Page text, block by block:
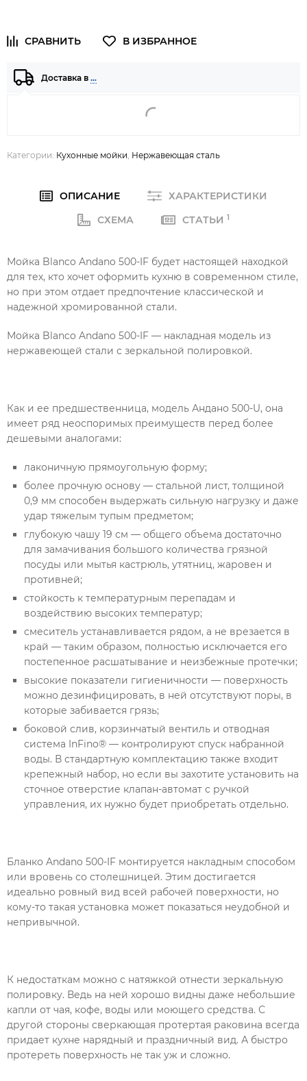
Доставка в …
Категории: Кухонные мойки, Нержавеющая сталь
ОПИСАНИЕ
ХАРАКТЕРИСТИКИ
СХЕМА
СТАТЬИ 1
Мойка Blanco Andano 500-IF будет настоящей находкой
для тех, кто хочет оформить кухню в современном стиле,
но при этом отдает предпочтение классической и
надежной хромированной стали.
Мойка Blanco Andano 500-IF — накладная модель из
нержавеющей стали с зеркальной полировкой.
Как и ее предшественница, модель Андано 500-U, она
имеет ряд неоспоримых преимуществ перед более
дешевыми аналогами:
лаконичную прямоугольную форму;
более прочную основу — стальной лист, толщиной
0,9 мм способен выдержать сильную нагрузку и даже
удар тяжелым тупым предметом;
глубокую чашу 19 см — общего объема достаточно
для замачивания большого количества грязной
посуды или мытья кастрюль, утятниц, жаровен и
противней;
стойкость к температурным перепадам и
воздействию высоких температур;
смеситель устанавливается рядом, а не врезается в
край — таким образом, полностью исключается его
постепенное расшатывание и неизбежные протечки;
высокие показатели гигиеничности — поверхность
можно дезинфицировать, в ней отсутствуют поры, в
которые забивается грязь;
боковой слив, корзинчатый вентиль и отводная
система InFino® — контролируют спуск набранной
воды. В стандартную комплектацию также входит
крепежный набор, но если вы захотите установить на
сточное отверстие клапан-автомат с ручкой
управления, их нужно будет приобретать отдельно.
Бланко Andano 500-IF монтируется накладным способом
или вровень со столешницей. Этим достигается
идеально ровный вид всей рабочей поверхности, но
кому-то такая установка может показаться неудобной и
непривычной.
К недостаткам можно с натяжкой отнести зеркальную
полировку. Ведь на ней хорошо видны даже небольшие
капли от чая, кофе, воды или моющего средства. С
другой стороны сверкающая протертая раковина всегда
придает кухне нарядный и праздничный вид. А быстро
протереть поверхность не так уж и сложно.